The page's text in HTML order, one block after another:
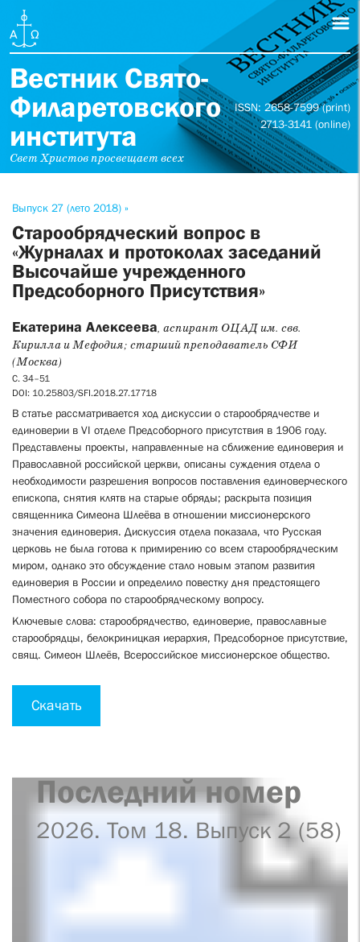
Вестник Свято-
Филаретовского
института
Свет Христов просвещает всех
ISSN: 2658-7599 (print)
2713-3141 (online)
Выпуск 27 (лето 2018) »
Старообрядческий вопрос в
«Журналах и протоколах заседаний
Высочайше учрежденного
Предсоборного Присутствия»
Екатерина Алексеева, аспирант ОЦАД им. свв.
Кирилла и Мефодия; старший преподаватель СФИ
(Москва)
С. 34–51
DOI: 10.25803/SFI.2018.27.17718
В статье рассматривается ход дискуссии о старообрядчестве и
единоверии в VI отделе Предсоборного присутствия в 1906 году.
Представлены проекты, направленные на сближение единоверия и
Православной российской церкви, описаны суждения отдела о
необходимости разрешения вопросов поставления единоверческого
епископа, снятия клятв на старые обряды; раскрыта позиция
священника Симеона Шлеёва в отношении миссионерского
значения единоверия. Дискуссия отдела показала, что Русская
церковь не была готова к примирению со всем старообрядческим
миром, однако это обсуждение стало новым этапом развития
единоверия в России и определило повестку дня предстоящего
Поместного собора по старообрядческому вопросу.
Ключевые слова: старообрядчество, единоверие, православные
старообрядцы, белокриницкая иерархия, Предсоборное присутствие,
свящ. Симеон Шлеёв, Всероссийское миссионерское общество.
Скачать
Последний номер
2026. Том 18. Выпуск 2 (58)